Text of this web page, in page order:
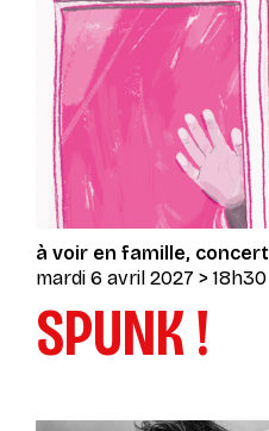
à voir en famille concert
mardi 6 avril 2027 > 18h30
SPUNK !